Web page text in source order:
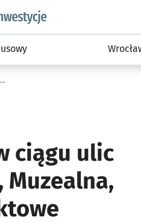
wroclaw.pl podserwis:
Budowa trasy rowerowej w ciągu ulic Zielińskiego, pl. Muzealny, Muzealna, Świebodzka - prace projektowe
ciągu ulic